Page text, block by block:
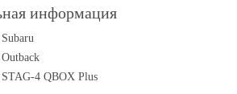
информация
Subaru
Outback
STAG-4 QBOX Plus